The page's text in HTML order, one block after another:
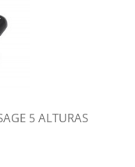
5 ALTURAS